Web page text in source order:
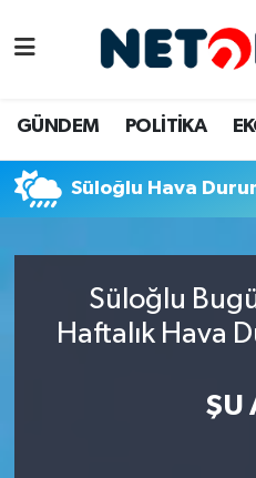
GÜNDEM POLİTİKA
Süloğlu Hava
Süloğlu
Haftalık Hava
ŞU
DÜNYA
EĞİTİM
EKONOMİ
Namaz Vakitleri
Trafik Durumu
Süper Lig Puan
Son Dakika Haberleri